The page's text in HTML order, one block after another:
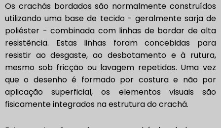
Os crachás bordados são normalmente construídos
utilizando uma base de tecido - geralmente sarja de
poliéster - combinada com linhas de bordar de alta
resistência. Estas linhas foram concebidas para
resistir ao desgaste, ao desbotamento e à rutura,
mesmo sob fricção ou lavagem repetidas. Uma vez
que o desenho é formado por costura e não por
aplicação superficial, os elementos visuais são
fisicamente integrados na estrutura do crachá.